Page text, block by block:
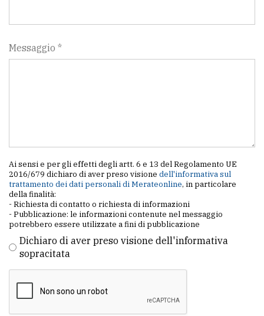
Messaggio *
Ai sensi e per gli effetti degli artt. 6 e 13 del Regolamento UE
2016/679 dichiaro di aver preso visione dell'informativa sul
trattamento dei dati personali di Merateonline, in particolare
della finalità:
- Richiesta di contatto o richiesta di informazioni
- Pubblicazione: le informazioni contenute nel messaggio
potrebbero essere utilizzate a fini di pubblicazione
Dichiaro di aver preso visione dell'informativa
sopracitata